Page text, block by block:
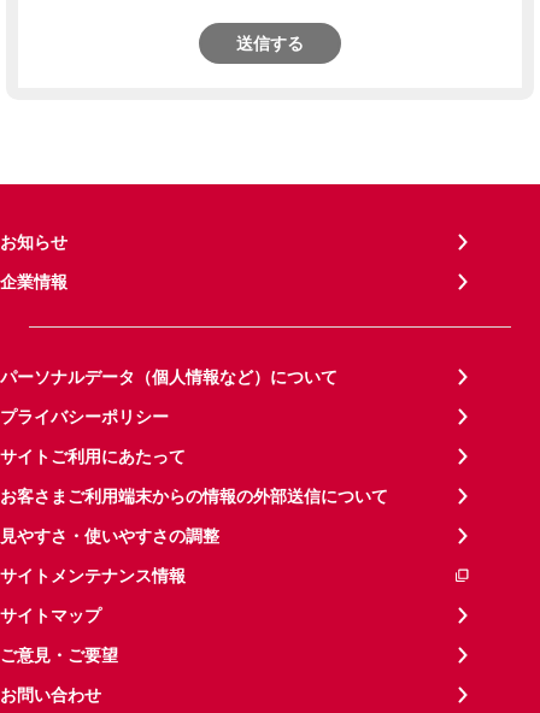
送信する
お知らせ
企業情報
パーソナルデータ（個人情報など）について
プライバシーポリシー
サイトご利用にあたって
お客さまご利用端末からの情報の外部送信について
見やすさ・使いやすさの調整
サイトメンテナンス情報
サイトマップ
ご意見・ご要望
お問い合わせ